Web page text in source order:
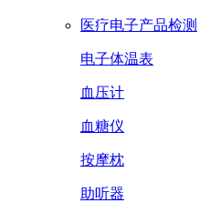
医疗电子产品检测
电子体温表
血压计
血糖仪
按摩枕
助听器